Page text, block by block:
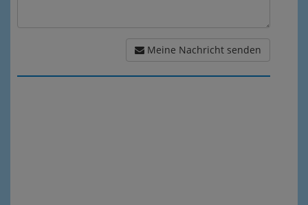
Meine Nachricht senden